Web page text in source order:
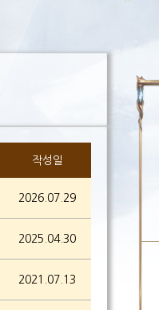
작성일
2026.07.29
2025.04.30
2021.07.13